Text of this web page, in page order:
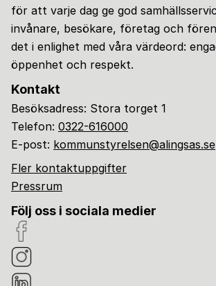
för att varje dag ge god
invånare, besökare, företag och
det i enlighet med våra värdeord:
öppenhet och respekt.
Kontakt
Besöksadress: Stora torget 1
Telefon: 0322-616000
E-post: kommunstyrelsen@alingsas.se
Fler kontaktuppgifter
Pressrum
Följ oss i sociala medier